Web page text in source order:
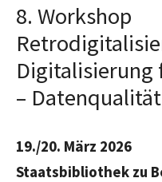
8. Workshop
Digitalisierung
–
19./20. März 2026
Staatsbibliothek zu